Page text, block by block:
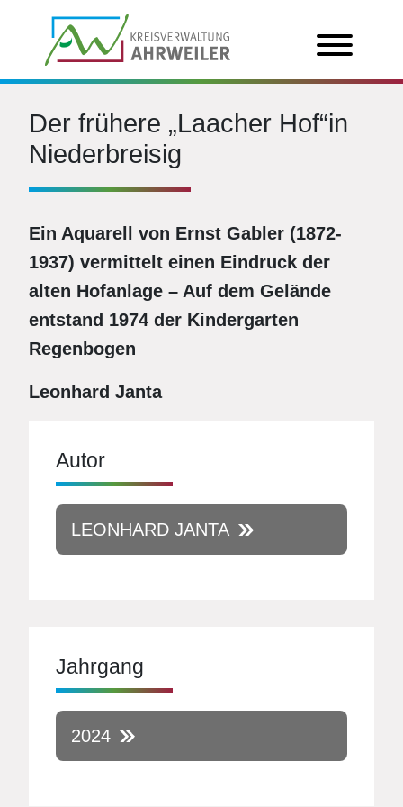
Der frühere „Laacher Hof“in
Niederbreisig
Ein Aquarell von Ernst Gabler (1872-
1937) vermittelt einen Eindruck der
alten Hofanlage – Auf dem Gelände
entstand 1974 der Kindergarten
Regenbogen
Leonhard Janta
Autor
LEONHARD JANTA
Jahrgang
2024